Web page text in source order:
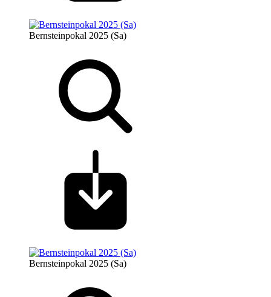
Bernsteinpokal 2025 (Sa)
Bernsteinpokal 2025 (Sa)